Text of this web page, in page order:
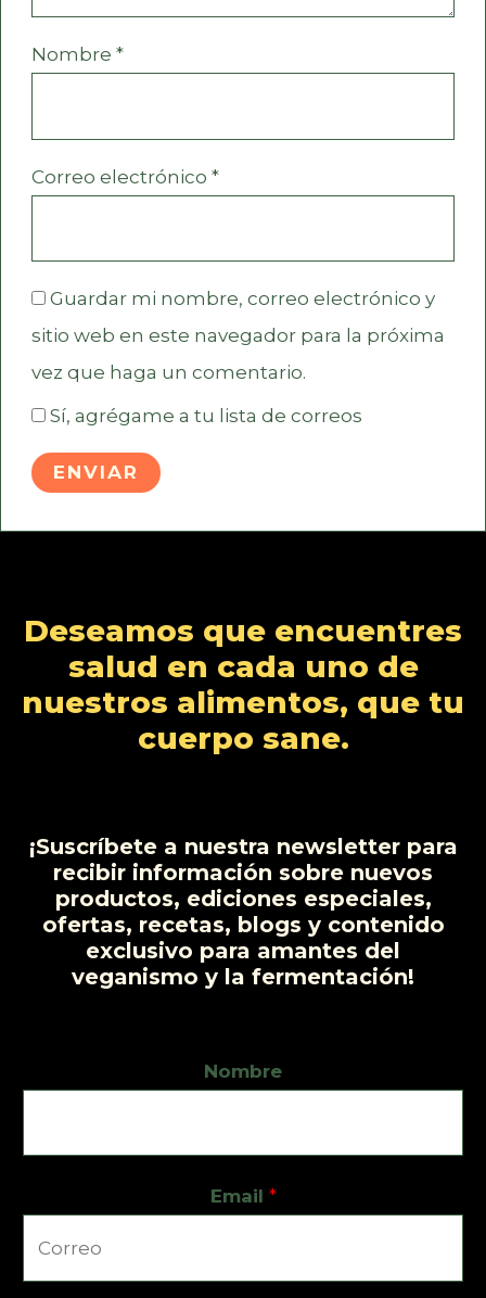
Nombre*
Correo electrónico*
Guardar mi nombre, correo electrónico y
sitio web en este navegador para la próxima
vez que haga un comentario.
Sí, agrégame a tu lista de correos
Deseamos que encuentres
salud en cada uno de
nuestros alimentos, que tu
cuerpo sane.
¡Suscríbete a nuestra newsletter para
recibir información sobre nuevos
productos, ediciones especiales,
ofertas, recetas, blogs y contenido
exclusivo para amantes del
veganismo y la fermentación!
Nombre
Email *